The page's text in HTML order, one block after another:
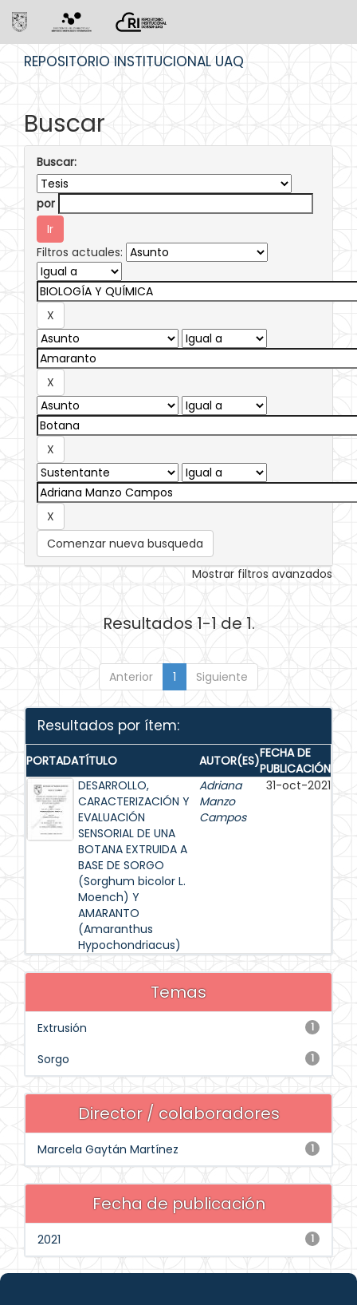
REPOSITORIO INSTITUCIONAL UAQ
Buscar
Buscar:
por
Filtros actuales:
Comenzar nueva busqueda
Mostrar filtros avanzados
Resultados 1-1 de 1.
Anterior 1 Siguiente
Resultados por ítem:
PORTADATÍTULO AUTOR(ES)FECHA DE
PUBLICACIÓN
DESARROLLO,
CARACTERIZACIÓN Y
EVALUACIÓN
SENSORIAL DE UNA
BOTANA EXTRUIDA A
BASE DE SORGO
(Sorghum bicolor L.
Moench) Y
AMARANTO
(Amaranthus
Hypochondriacus)
Adriana
Manzo
Campos
31-oct-2021
Temas
1
Extrusión
1
Sorgo
Director / colaboradores
1
Marcela Gaytán Martínez
Fecha de publicación
1
2021